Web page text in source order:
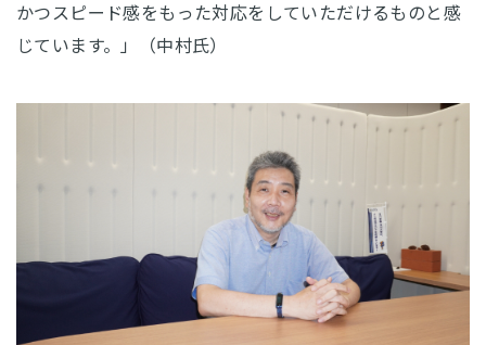
かつスピード感をもった対応をしていただけるものと感
じています。」（中村氏）